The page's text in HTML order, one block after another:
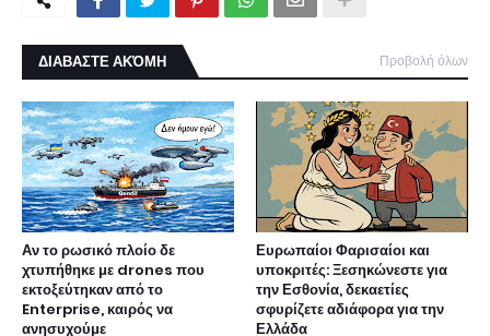
ΔΙΑΒΑΣΤΕ ΑΚΌΜΗ Προβολή όλων
Αν το ρωσικό πλοίο δε
χτυπήθηκε με drones που
εκτοξεύτηκαν από το
Enterprise, καιρός να
ανησυχούμε
Ευρωπαίοι Φαρισαίοι και
υποκριτές: Ξεσηκώνεστε για
την Εσθονία, δεκαετίες
σφυρίζετε αδιάφορα για την
Ελλάδα